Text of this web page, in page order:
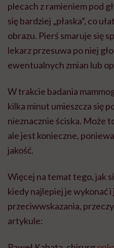
plecach z ramieniem pod
się bardziej „płaska”, co
obrazu. Pierś smaruje się
lekarz przesuwa po niej
ewentualnych zmian lub
W trakcie badania
kilka minut umieszcza się
nieznacznie ściska. Może
ale jest konieczne,
jakość.
Więcej na temat tego, jak
kiedy najlepiej je wykonać
przeciwwskazania,
artykule: